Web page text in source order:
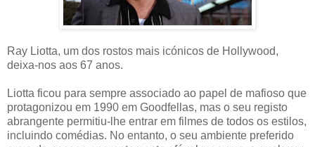
Ray Liotta, um dos rostos mais icónicos de Hollywood,
deixa-nos aos 67 anos.
Liotta ficou para sempre associado ao papel de mafioso que
protagonizou em 1990 em Goodfellas, mas o seu registo
abrangente permitiu-lhe entrar em filmes de todos os estilos,
incluindo comédias. No entanto, o seu ambiente preferido